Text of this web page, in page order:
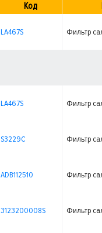
Код
LA467S Фильтр
LA467S Фильтр
S3229C Фильтр
ADB112510 Фильтр
3123200008S Фильтр